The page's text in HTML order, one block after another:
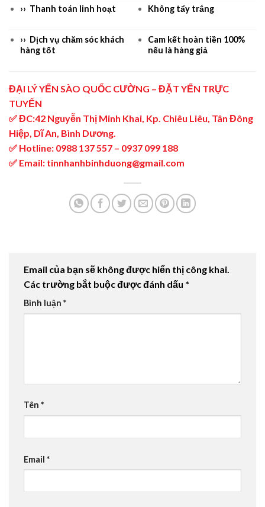
›› Thanh toán linh hoạt Không tẩy trắng
›› Dịch vụ chăm sóc khách
hàng tốt
Cam kết hoàn tiền 100%
nếu là hàng giả
ĐẠI LÝ YẾN SÀO QUỐC CƯỜNG – ĐẶT YẾN TRỰC
TUYẾN
✅ ĐC:42 Nguyễn Thị Minh Khai, Kp. Chiêu Liêu, Tân Đông
Hiệp, Dĩ An, Bình Dương.
✅ Hotline: 0988 137 557 – 0937 099 188
✅ Email: tinnhanhbinhduong@gmail.com
Email của bạn sẽ không được hiển thị công khai.
Các trường bắt buộc được đánh dấu *
Bình luận *
Tên *
Email *